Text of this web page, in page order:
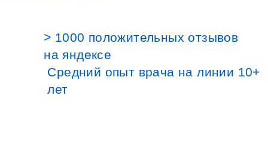
> 1000 положительных отзывов
на яндексе
Средний опыт врача на линии 10+
лет